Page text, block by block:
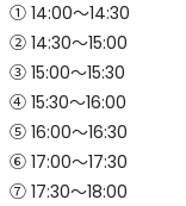
① 14:00〜14:30
② 14:30〜15:00
③ 15:00〜15:30
④ 15:30～16:00
⑤ 16:00〜16:30
⑥ 17:00〜17:30
⑦ 17:30〜18:00